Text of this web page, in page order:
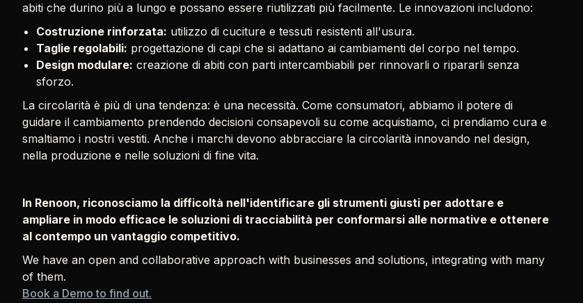
abiti che durino più a lungo e possano essere riutilizzati più facilmente. Le innovazioni includono:
Costruzione rinforzata: utilizzo di cuciture e tessuti resistenti all'usura.
Taglie regolabili: progettazione di capi che si adattano ai cambiamenti del corpo nel tempo.
Design modulare: creazione di abiti con parti intercambiabili per rinnovarli o ripararli senza
sforzo.
La circolarità è più di una tendenza: è una necessità. Come consumatori, abbiamo il potere di
guidare il cambiamento prendendo decisioni consapevoli su come acquistiamo, ci prendiamo cura e
smaltiamo i nostri vestiti. Anche i marchi devono abbracciare la circolarità innovando nel design,
nella produzione e nelle soluzioni di fine vita.
In Renoon, riconosciamo la difficoltà nell'identificare gli strumenti giusti per adottare e
ampliare in modo efficace le soluzioni di tracciabilità per conformarsi alle normative e ottenere
al contempo un vantaggio competitivo.
We have an open and collaborative approach with businesses and solutions, integrating with many
of them.
Book a Demo to find out.